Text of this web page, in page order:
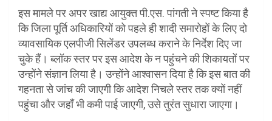
इस मामले पर अपर खाद्य आयुक्त पी.एस. पांगती ने स्पष्ट किया है
कि जिला पूर्ति अधिकारियों को पहले ही शादी समारोहों के लिए दो
व्यावसायिक एलपीजी सिलेंडर उपलब्ध कराने के निर्देश दिए जा
चुके हैं। ब्लॉक स्तर पर इस आदेश के न पहुंचने की शिकायतों पर
उन्होंने संज्ञान लिया है। उन्होंने आश्वासन दिया है कि इस बात की
गहनता से जांच की जाएगी कि आदेश निचले स्तर तक क्यों नहीं
पहुंचा और जहाँ भी कमी पाई जाएगी, उसे तुरंत सुधारा जाएगा।